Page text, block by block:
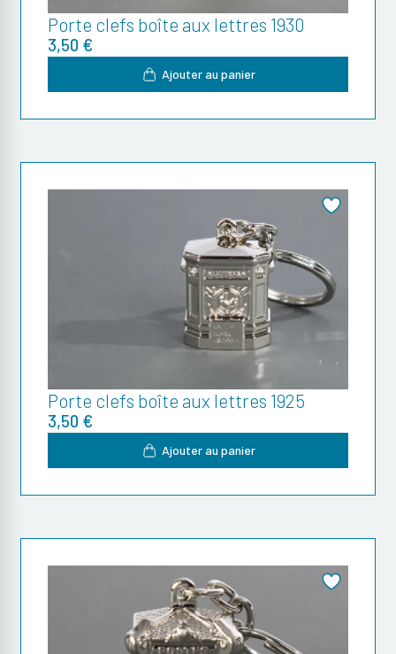
Porte clefs boîte aux lettres 1930
3,50 €
Ajouter au panier
Porte clefs boîte aux lettres 1925
3,50 €
Ajouter au panier